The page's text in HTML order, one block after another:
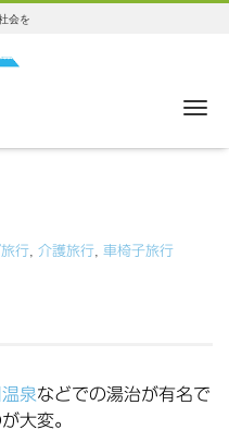
会を
行, 介護旅行, 車椅子旅行
泉などでの湯治が有名で
大変。